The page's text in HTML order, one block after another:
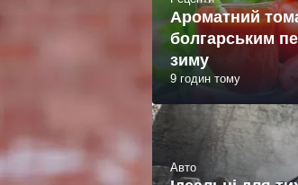
Ароматний
болгарським
зиму
9 годин тому
Авто